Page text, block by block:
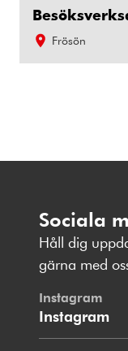
Frösön
Sociala
Håll dig
gärna med
Instagram
Instagram